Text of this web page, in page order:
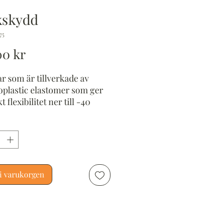
krPris
som är tillverkade av
elastomer som ger
flexibilitet ner till -40
stål. Speciellt
halkfria dubbar som
grepp på hala
- 43. CE - märkta.
varukorgen